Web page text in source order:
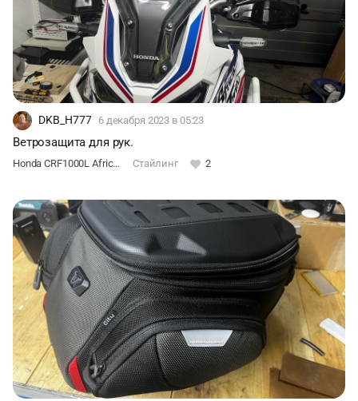
DKB_H777 6 декабря 2023 в 05:23
Ветрозащита для рук.
Honda CRF1000L Africa Twin DCT Стайлинг 2